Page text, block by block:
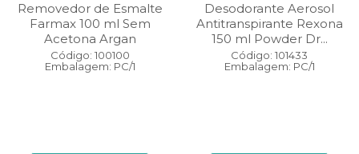
Removedor de Esmalte
Farmax 100 ml Sem
Acetona Argan
Código: 100100
Embalagem: PC/1
Desodorante Aerosol
Antitranspirante Rexona
150 ml Powder Dr...
Código: 101433
Embalagem: PC/1